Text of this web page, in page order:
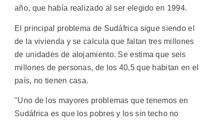
año, que había realizado al ser elegido en 1994.
El principal problema de Sudáfrica sigue siendo el
de la vivienda y se calcula que faltan tres millones
de unidades de alojamiento. Se estima que seis
millones de personas, de los 40,5 que habitan en el
país, no tienen casa.
"Uno de los mayores problemas que tenemos en
Sudáfrica es que los pobres y los sin techo no